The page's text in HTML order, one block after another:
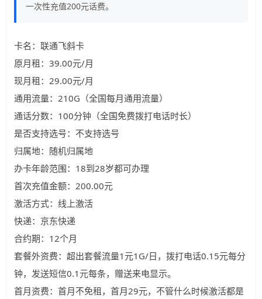
一次性充值200元话费。
卡名：联通飞斜卡
原月租：39.00元/月
现月租：29.00元/月
通用流量：210G（全国每月通用流量）
通话分数：100分钟（全国免费拨打电话时长）
是否支持选号：不支持选号
归属地：随机归属地
办卡年龄范围：18到28岁都可办理
首次充值金额：200.00元
激活方式：线上激活
快递：京东快递
合约期：12个月
套餐外资费：超出套餐流量1元1G/日，拨打电话0.15元每分
钟，发送短信0.1元每条，赠送来电显示。
首月资费：首月不免租，首月29元，不管什么时候激活都是